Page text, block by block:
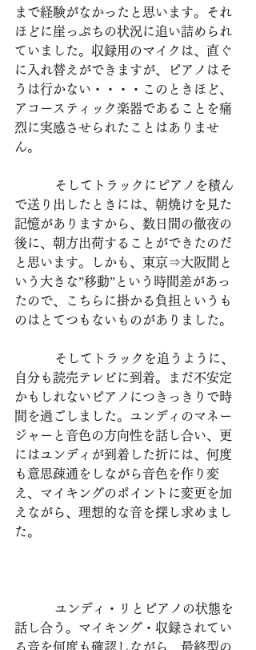
まで経験がなかったと思います。それ
ほどに崖っぷちの状況に追い詰められ
ていました。収録用のマイクは、直ぐ
に入れ替えができますが、ピアノはそ
うは行かない・・・・このときほど、
アコースティック楽器であることを痛
烈に実感させられたことはありませ
ん。
で送り出したときには、朝焼けを見た
記憶がありますから、数日間の徹夜の
後に、朝方出荷することができたのだ
と思います。しかも、東京⇒大阪間と
いう大きな”移動”という時間差があっ
たので、こちらに掛かる負担というも
のはとてつもないものがありました。
自分も読売テレビに到着。まだ不安定
かもしれないピアノにつきっきりで時
間を過ごしました。ユンディのマネー
ジャーと音色の方向性を話し合い、更
にはユンディが到着した折には、何度
も意思疎通をしながら音色を作り変
え、マイキングのポイントに変更を加
えながら、理想的な音を探し求めまし
た。
話し合う。マイキング・収録されてい
る音を何度も確認しながら、最終型の